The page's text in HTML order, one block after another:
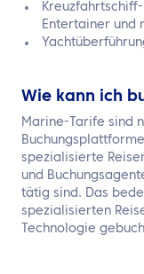
Entertainer und
Wie kann ich
Marine-Tarife sind
spezialisierte
und
tätig sind. Das
spezialisierten
Technologie